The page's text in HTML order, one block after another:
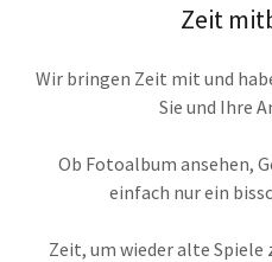
Zeit
Wir bringen Zeit mit und
Sie und Ihre
Ob Fotoalbum ansehen,
einfach nur ein
Zeit, um wieder alte Spiele